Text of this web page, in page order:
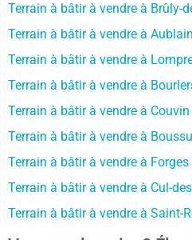
Terrain à bâtir à vendre à Brûly-
Terrain à bâtir à vendre à
Terrain à bâtir à vendre à
Terrain à bâtir à vendre à
Terrain à bâtir à vendre à
Terrain à bâtir à vendre à
Terrain à bâtir à vendre à Forges
Terrain à bâtir à vendre à Cul-
Terrain à bâtir à vendre à Saint-